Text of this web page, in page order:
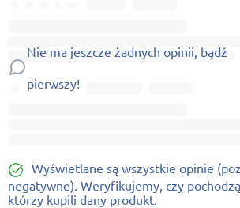
Nie ma jeszcze żadnych opinii, bądź
pierwszy!
Wyświetlane są wszystkie opinie
negatywne). Weryfikujemy, czy
którzy kupili dany produkt.